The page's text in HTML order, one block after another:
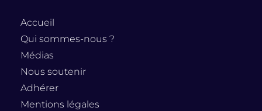
Accueil
Qui sommes-nous ?
Médias
Nous soutenir
Adhérer
Mentions légales